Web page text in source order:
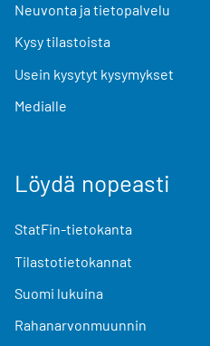
Neuvonta ja tietopalvelu
Kysy tilastoista
Usein kysytyt kysymykset
Medialle
Löydä nopeasti
StatFin-tietokanta
Tilastotietokannat
Suomi lukuina
Rahanarvonmuunnin